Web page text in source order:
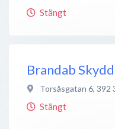
Stängt
Brandab
Torsåsgatan 6, 392
Stängt